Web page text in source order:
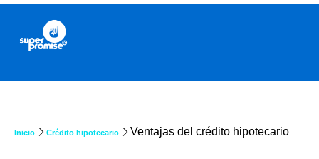
Inicio Crédito hipotecario Ventajas del crédito hipotecario